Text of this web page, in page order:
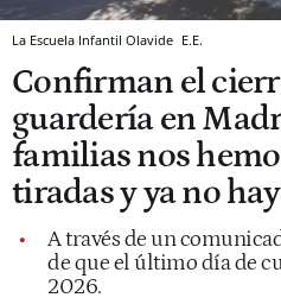
La Escuela Infantil Olavide E.E.
Confirman el
guardería en
familias nos
tiradas y ya no
A través de un
de que el último día de
2026.